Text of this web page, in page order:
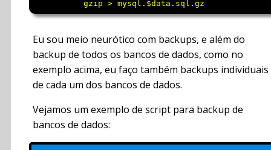
Eu sou meio neurótico com backups, e além do
backup de todos os bancos de dados, como no
exemplo acima, eu faço também backups individuais
de cada um dos bancos de dados.
Vejamos um exemplo de script para backup de
bancos de dados: